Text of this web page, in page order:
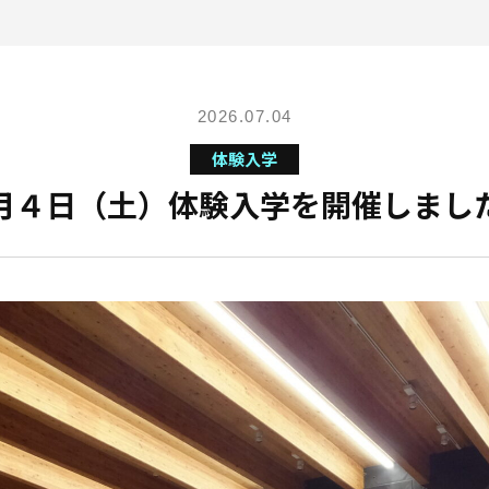
2026.07.04
体験入学
４日（土）体験入学を開催しまし